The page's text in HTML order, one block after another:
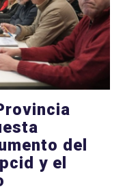
del
y el